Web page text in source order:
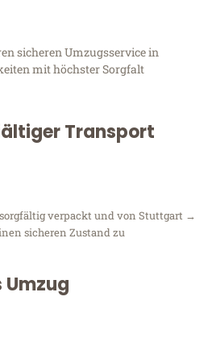
sicheren Umzugsservice in
mit höchster Sorgfalt
Transport
verpackt und von Stuttgart →
sicheren Zustand zu
Umzug